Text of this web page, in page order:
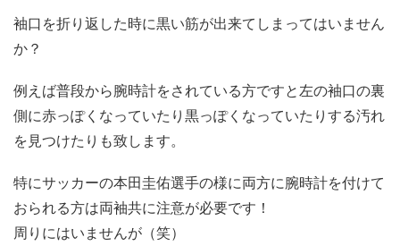
袖口を折り返した時に黒い筋が出来てしまってはいません
か？
例えば普段から腕時計をされている方ですと左の袖口の裏
側に赤っぽくなっていたり黒っぽくなっていたりする汚れ
を見つけたりも致します。
特にサッカーの本田圭佑選手の様に両方に腕時計を付けて
おられる方は両袖共に注意が必要です！
周りにはいませんが（笑）